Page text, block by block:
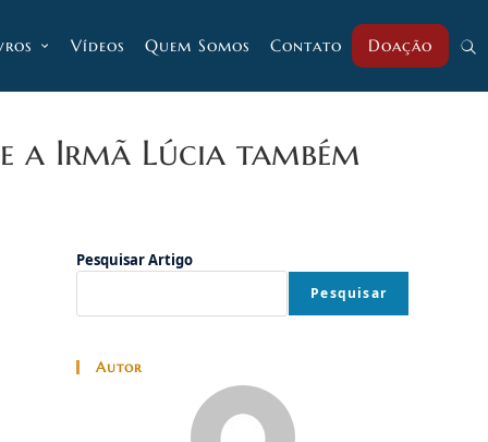
Vídeos Quem Somos Contato Doação
a Irmã Lúcia também
Pesquisar Artigo
Pesquisar
Autor